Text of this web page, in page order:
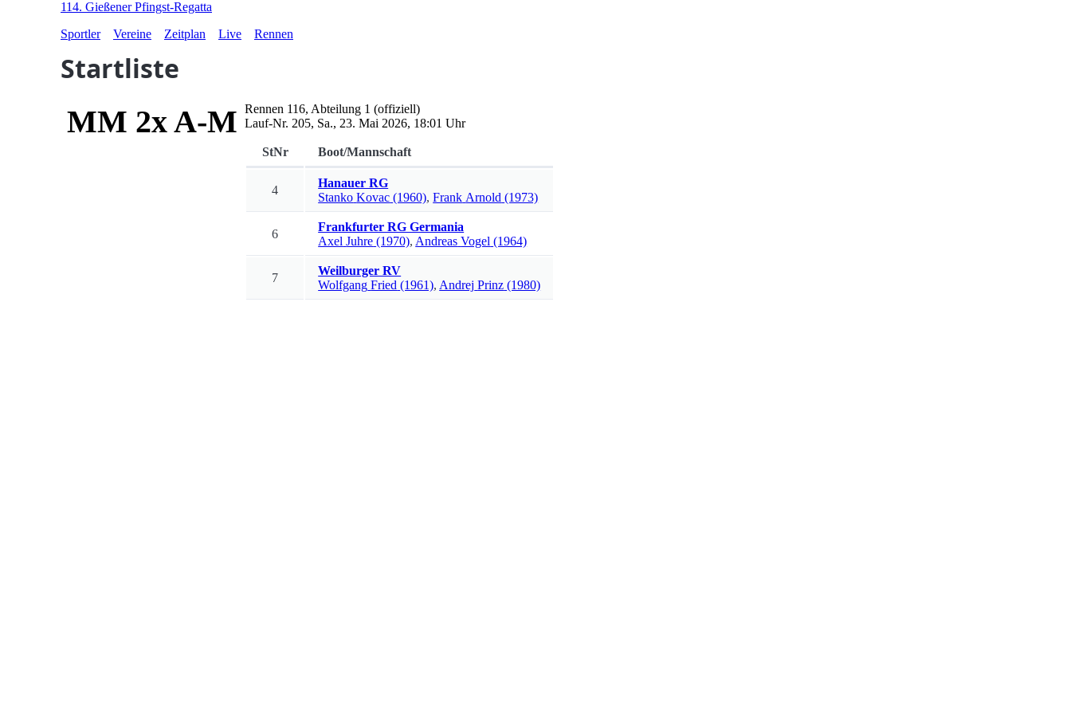
114. Gießener Pfingst-Regatta
Sportler
Vereine Zeitplan Live Rennen
Startliste
MM 2x A-M Rennen 116, Abteilung 1 (offiziell)
Lauf-Nr. 205, Sa., 23. Mai 2026, 18:01 Uhr
StNr Boot/Mannschaft
4
Hanauer RG
Stanko Kovac (1960),Frank Arnold (1973)
6
Frankfurter RG Germania
Axel Juhre (1970), Andreas Vogel (1964)
7
Weilburger RV
Wolfgang Fried (1961), Andrej Prinz (1980)